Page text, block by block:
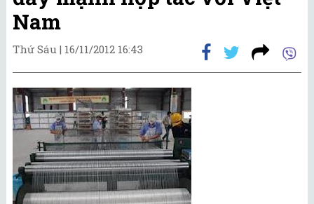
Nam
Thứ Sáu | 16/11/2012 16:43